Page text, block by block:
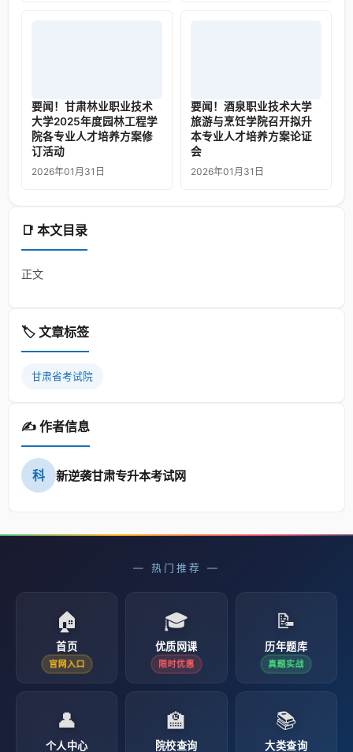
📑 本文目录
正文
🏷️ 文章标签
甘肃省考试院
✍️ 作者信息
科 新逆袭甘肃专升本考试网
要闻！甘肃林业职业技术
大学2025年度园林工程学
院各专业人才培养方案修
订活动
2026年01月31日
要闻！酒泉职业技术大学
旅游与烹饪学院召开拟升
本专业人才培养方案论证
会
2026年01月31日
— 热门推荐 —
🏠
首页
官网入口
🎓
优质网课
限时优惠
📝
历年题库
真题实战
👤
个人中心
🏫
院校查询
📚
大类查询